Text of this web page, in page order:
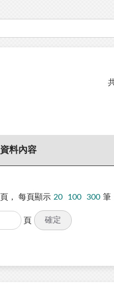
資料內容
頁， 每頁顯示 20 100 300 筆
頁 確定